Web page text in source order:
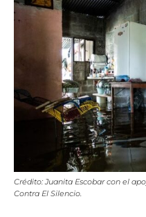
Crédito: Juanita Escobar con el
Contra El Silencio.